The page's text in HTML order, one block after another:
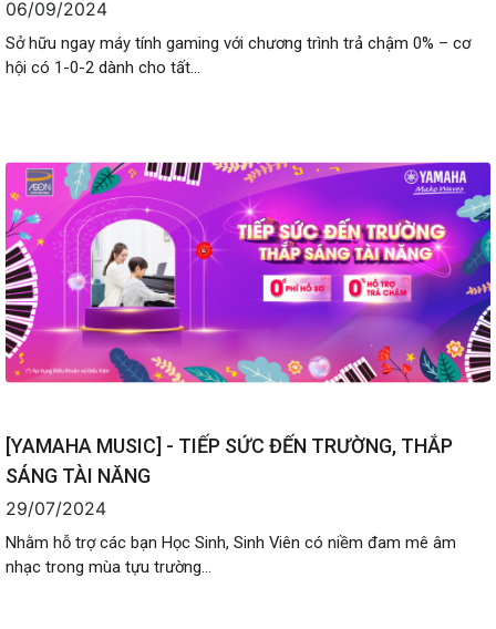
06/09/2024
Sở hữu ngay máy tính gaming với chương trình trả chậm 0% – cơ
hội có 1-0-2 dành cho tất...
[YAMAHA MUSIC] - TIẾP SỨC ĐẾN TRƯỜNG, THẮP
SÁNG TÀI NĂNG
29/07/2024
Nhằm hỗ trợ các bạn Học Sinh, Sinh Viên có niềm đam mê âm
nhạc trong mùa tựu trường...